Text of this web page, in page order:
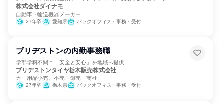
株式会社ダイナモ
自動車・輸送機器メーカー
27年卒 愛知県 バックオフィス・事務・受付
ブリヂストンの内勤事務職
学部学科不問＊「安全と安心」を地域へ提供
ブリヂストンタイヤ栃木販売株式会社
カー用品小売、小売・卸売・商社
27年卒 栃木県 バックオフィス・事務・受付